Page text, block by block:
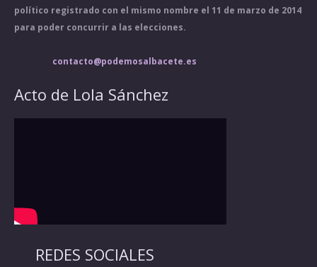
político registrado con el mismo nombre el 11 de marzo de 2014
para poder concurrir a las elecciones.
contacto@podemosalbacete.es
Acto de Lola Sánchez
REDES SOCIALES